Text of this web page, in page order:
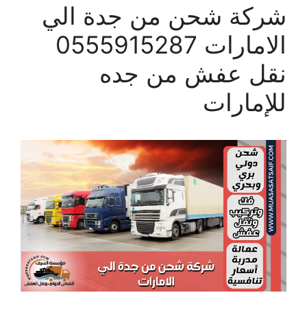
شركة شحن من جدة الي
الامارات 0555915287
نقل عفش من جده
للإمارات